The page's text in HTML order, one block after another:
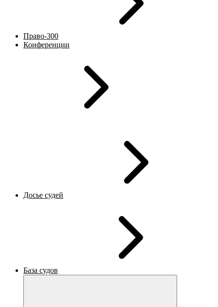
Право-300
Конференции
Досье судей
База судов